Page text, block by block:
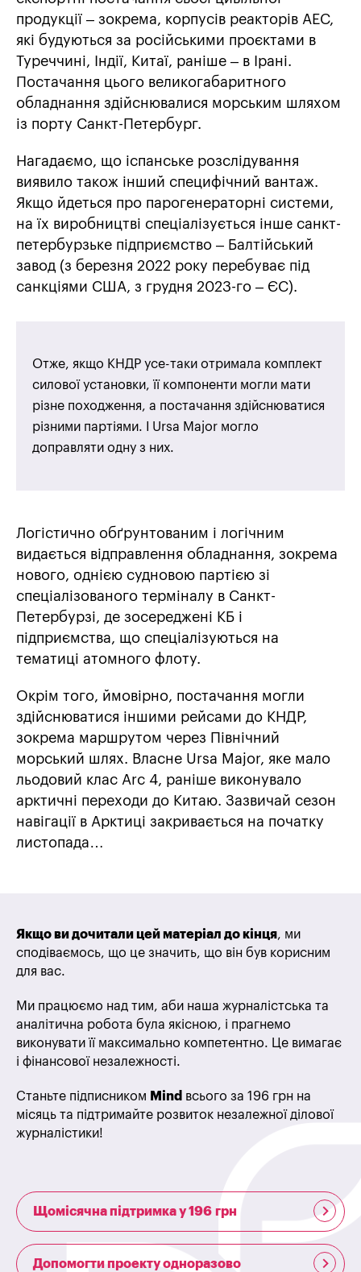
продукції – зокрема, корпусів реакторів АЕС,
які будуються за російськими проєктами в
Туреччині, Індії, Китаї, раніше – в Ірані.
Постачання цього великогабаритного
обладнання здійснювалися морським шляхом
із порту Санкт-Петербург.
Нагадаємо, що іспанське розслідування
виявило також інший специфічний вантаж.
Якщо йдеться про парогенераторні системи,
на їх виробництві спеціалізується інше санкт-
петербурзьке підприємство – Балтійський
завод (з березня 2022 року перебуває під
санкціями США, з грудня 2023-го – ЄС).
Отже, якщо КНДР усе-таки отримала комплект
силової установки, її компоненти могли мати
різне походження, а постачання здійснюватися
різними партіями. І Ursa Major могло
доправляти одну з них.
Логістично обґрунтованим і логічним
видається відправлення обладнання, зокрема
нового, однією судновою партією зі
спеціалізованого терміналу в Санкт-
Петербурзі, де зосереджені КБ і
підприємства, що спеціалізуються на
тематиці атомного флоту.
Окрім того, ймовірно, постачання могли
здійснюватися іншими рейсами до КНДР,
зокрема маршрутом через Північний
морський шлях. Власне Ursa Major, яке мало
льодовий клас Arc 4, раніше виконувало
арктичні переходи до Китаю. Зазвичай сезон
навігації в Арктиці закривається на початку
листопада…
Якщо ви дочитали цей матеріал до кінця, ми
сподіваємось, що це значить, що він був корисним
для вас.
Ми працюємо над тим, аби наша журналістська та
аналітична робота була якісною, і прагнемо
виконувати її максимально компетентно. Це вимагає
і фінансової незалежності.
Станьте підписником Mind всього за 196 грн на
місяць та підтримайте розвиток незалежної ділової
журналістики!
Щомісячна підтримка у 196 грн
Допомогти проекту одноразово